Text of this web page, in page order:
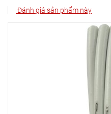
Đánh giá sản phẩm này